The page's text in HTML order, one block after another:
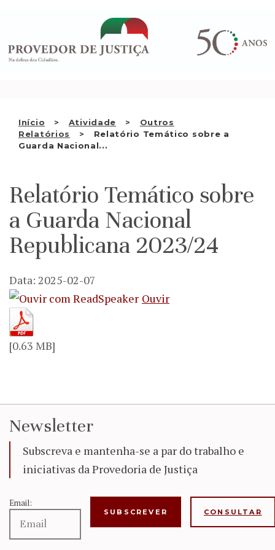
conteúdo
Início Atividade
Outros
Relatórios
Relatório Temático sobre a
Guarda Nacional...
QUEM SOMOS
ATIVIDADE
RELAÇÕES INTERNACIONAIS
APRESENTAR QUEIXA
Relatório Temático sobre
a Guarda Nacional
Republicana 2023/24
Data: 2025-02-07
Ouvir
[0.63 MB]
Newsletter
Subscreva e mantenha-se a par do trabalho e
iniciativas da Provedoria de Justiça
Email:
CONSULTAR